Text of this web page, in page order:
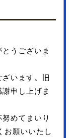
うございま
います。旧
申し上げま
めてまいり
お願いいたし